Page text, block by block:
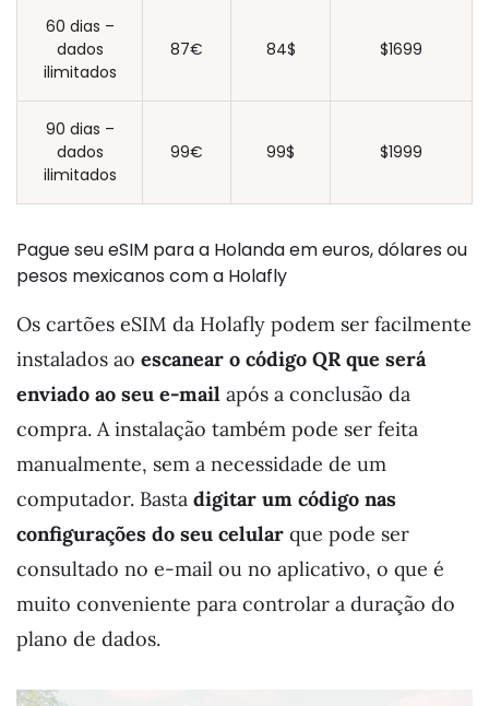
60 dias –
dados
ilimitados
87€ 84$ $1699
90 dias –
dados
ilimitados
99€ 99$ $1999
Pague seu eSIM para a Holanda em euros, dólares ou
pesos mexicanos com a Holafly
Os cartões eSIM da Holafly podem ser facilmente
instalados ao escanear o código QR que será
enviado ao seu e-mail após a conclusão da
compra. A instalação também pode ser feita
manualmente, sem a necessidade de um
computador. Basta digitar um código nas
configurações do seu celular que pode ser
consultado no e-mail ou no aplicativo, o que é
muito conveniente para controlar a duração do
plano de dados.